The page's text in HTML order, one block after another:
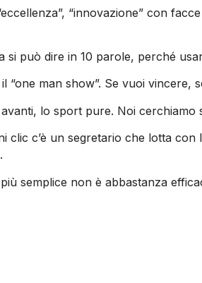
“innovazione” con
si può dire in 10 parole, perché
“one man show”. Se vuoi vincere,
lo sport pure. Noi cerchiamo
clic c’è un segretario che lotta
semplice non è abbastanza